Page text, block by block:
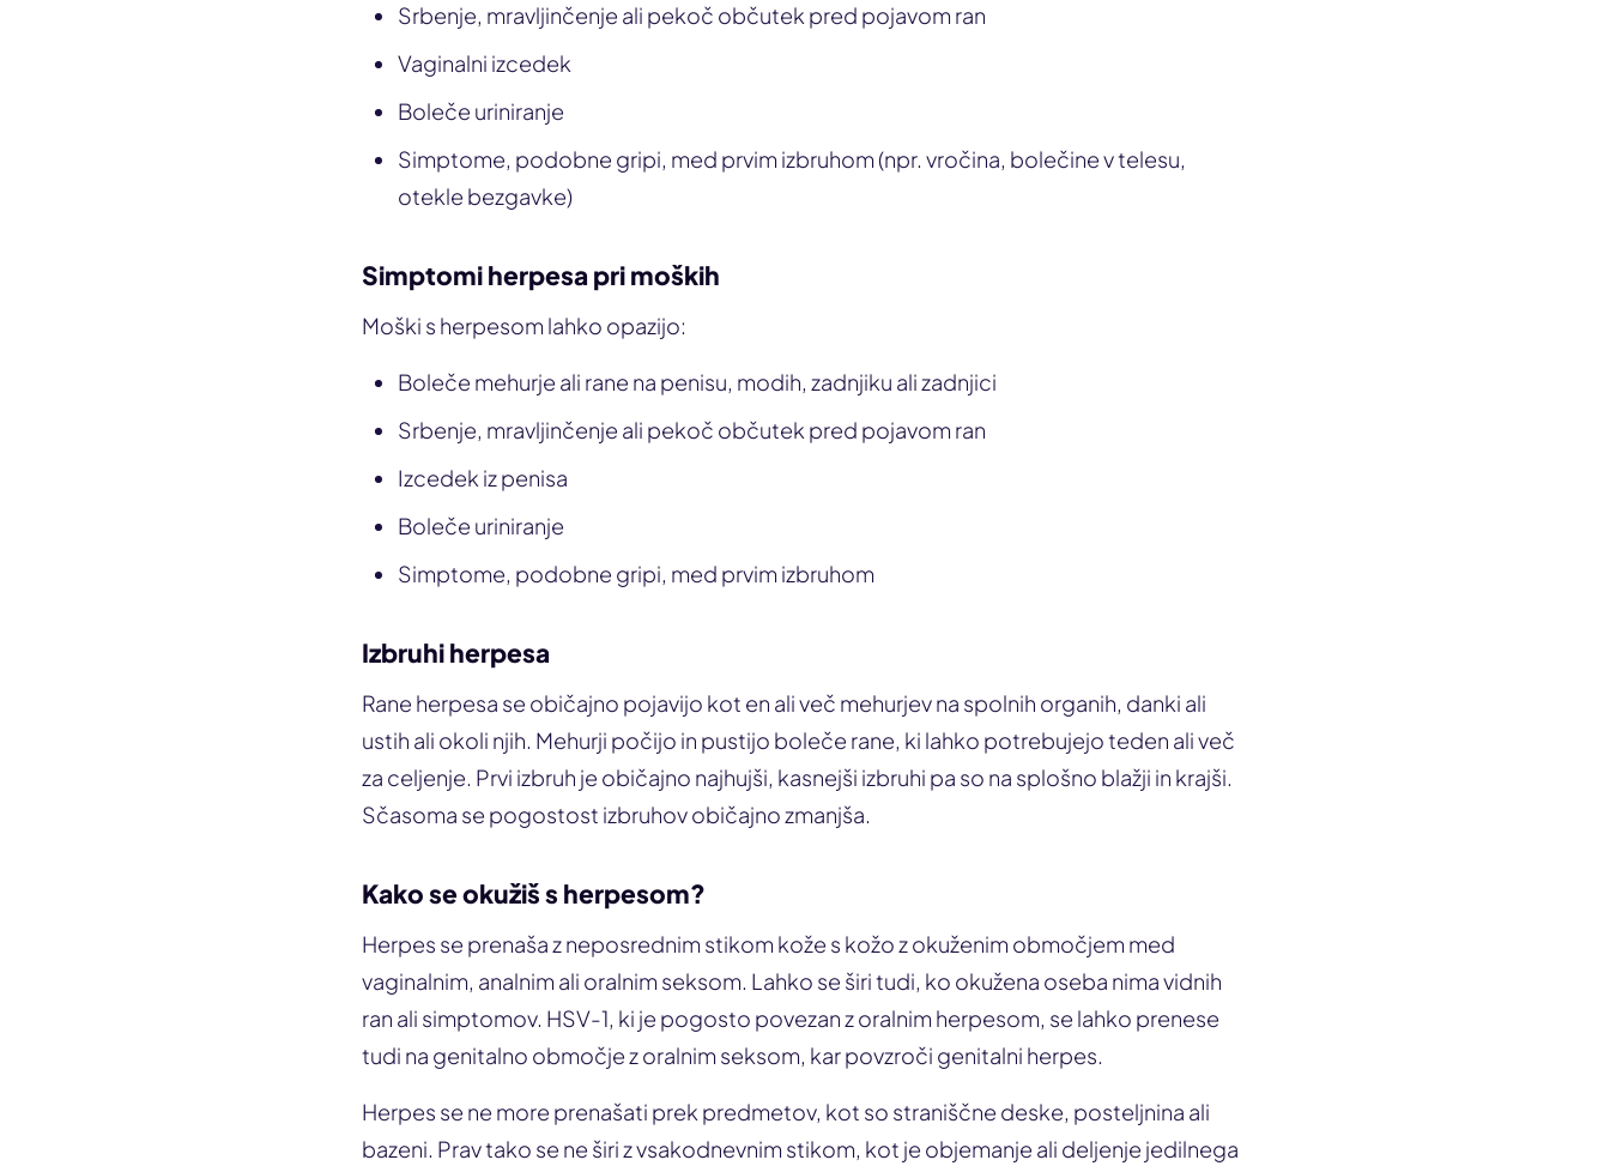
Srbenje, mravljinčenje ali pekoč občutek pred pojavom ran
Vaginalni izcedek
Boleče uriniranje
Simptome, podobne gripi, med prvim izbruhom (npr. vročina, bolečine v telesu,
otekle bezgavke)
Simptomi herpesa pri moških
Moški s herpesom lahko opazijo:
Boleče mehurje ali rane na penisu, modih, zadnjiku ali zadnjici
Srbenje, mravljinčenje ali pekoč občutek pred pojavom ran
Izcedek iz penisa
Boleče uriniranje
Simptome, podobne gripi, med prvim izbruhom
Izbruhi herpesa
Rane herpesa se običajno pojavijo kot en ali več mehurjev na spolnih organih, danki ali
ustih ali okoli njih. Mehurji počijo in pustijo boleče rane, ki lahko potrebujejo teden ali več
za celjenje. Prvi izbruh je običajno najhujši, kasnejši izbruhi pa so na splošno blažji in krajši.
Sčasoma se pogostost izbruhov običajno zmanjša.
Kako se okužiš s herpesom?
Herpes se prenaša z neposrednim stikom kože s kožo z okuženim območjem med
vaginalnim, analnim ali oralnim seksom. Lahko se širi tudi, ko okužena oseba nima vidnih
ran ali simptomov. HSV-1, ki je pogosto povezan z oralnim herpesom, se lahko prenese
tudi na genitalno območje z oralnim seksom, kar povzroči genitalni herpes.
Herpes se ne more prenašati prek predmetov, kot so straniščne deske, posteljnina ali
bazeni. Prav tako se ne širi z vsakodnevnim stikom, kot je objemanje ali deljenje jedilnega